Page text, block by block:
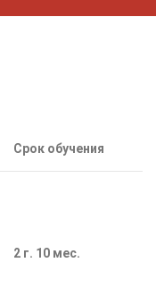
Срок обучения
2 г. 10 мес.